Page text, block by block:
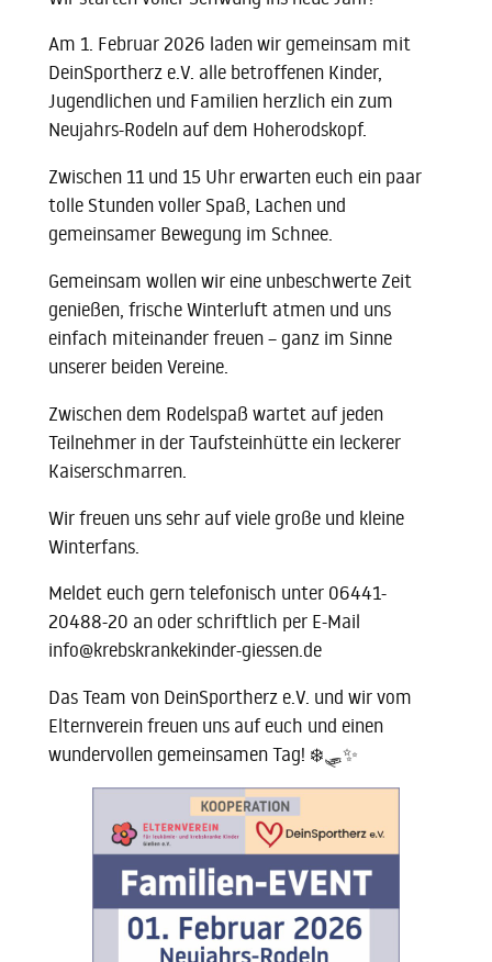
Am 1. Februar 2026 laden wir gemeinsam mit
DeinSportherz e.V. alle betroffenen Kinder,
Jugendlichen und Familien herzlich ein zum
Neujahrs-Rodeln auf dem Hoherodskopf.
Zwischen 11 und 15 Uhr erwarten euch ein paar
tolle Stunden voller Spaß, Lachen und
gemeinsamer Bewegung im Schnee.
Gemeinsam wollen wir eine unbeschwerte Zeit
genießen, frische Winterluft atmen und uns
einfach miteinander freuen – ganz im Sinne
unserer beiden Vereine.
Zwischen dem Rodelspaß wartet auf jeden
Teilnehmer in der Taufsteinhütte ein leckerer
Kaiserschmarren.
Wir freuen uns sehr auf viele große und kleine
Winterfans.
Meldet euch gern telefonisch unter 06441-
20488-20 an oder schriftlich per E-Mail
info@krebskrankekinder-giessen.de
Das Team von DeinSportherz e.V. und wir vom
Elternverein freuen uns auf euch und einen
wundervollen gemeinsamen Tag! ❄️🛷✨